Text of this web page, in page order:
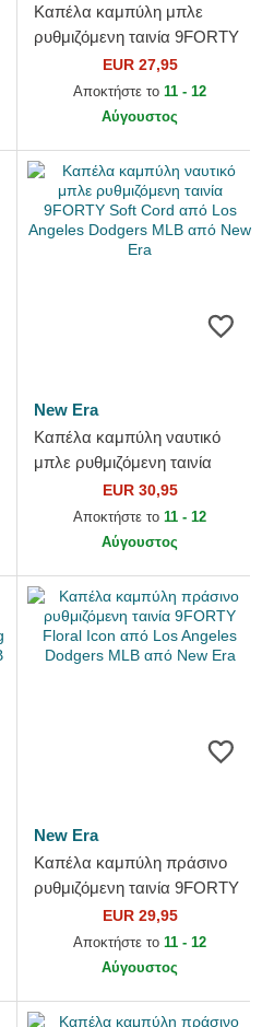
Καπέλα καμπύλη μπλε
ρυθμιζόμενη ταινία 9FORTY
The League από Los Angeles
Dodgers MLB από New Era
EUR 27,95
Αποκτήστε το 11 - 12
Αύγουστος
New Era
Καπέλα καμπύλη ναυτικό
μπλε ρυθμιζόμενη ταινία
9FORTY Soft Cord από Los
Angeles Dodgers MLB από...
EUR 30,95
Αποκτήστε το 11 - 12
Αύγουστος
New Era
Καπέλα καμπύλη πράσινο
ρυθμιζόμενη ταινία 9FORTY
Floral Icon από Los Angeles
Dodgers MLB από New Era
EUR 29,95
Αποκτήστε το 11 - 12
Αύγουστος